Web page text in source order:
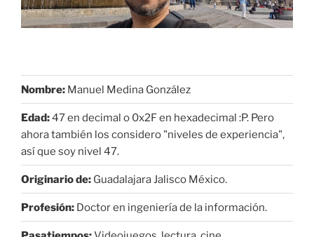
Nombre: Manuel Medina González
Edad:47 en decimal o 0x2F en hexadecimal :P. Pero
ahora también los considero "niveles de experiencia",
así que soy nivel 47.
Originario de: Guadalajara Jalisco México.
Profesión: Doctor en ingeniería de la información.